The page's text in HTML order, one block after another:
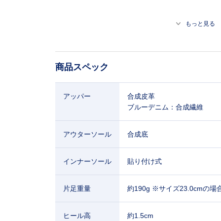
もっと見る
商品スペック
アッパー
合成皮革
ブルーデニム：合成繊維
アウターソール 合成底
インナーソール 貼り付け式
片足重量 約190g ※サイズ23.0cmの場
ヒール高 約1.5cm